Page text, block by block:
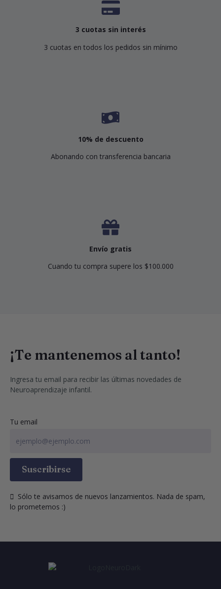
3 cuotas sin interés
3 cuotas en todos los pedidos sin mínimo
10% de descuento
Abonando con transferencia bancaria
Envío gratis
Cuando tu compra supere los $100.000
¡Te mantenemos al tanto!
Ingresa tu email para recibir las últimas novedades de
Neuroaprendizaje infantil.
Tu email
Suscribirse
  Sólo te avisamos de nuevos lanzamientos. Nada de spam,
lo prometemos :)